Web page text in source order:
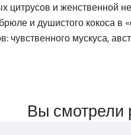
цитрусов и женственной
и душистого кокоса
чувственного мускуса,
Вы смотрели